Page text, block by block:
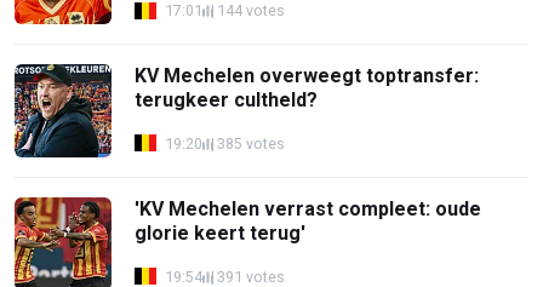
17:01 144 votes
KV Mechelen overweegt toptransfer:
terugkeer cultheld?
19:20 385 votes
'KV Mechelen verrast compleet: oude
glorie keert terug'
19:54 391 votes